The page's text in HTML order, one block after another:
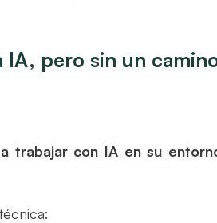
pero sin un
trabajar con IA en su